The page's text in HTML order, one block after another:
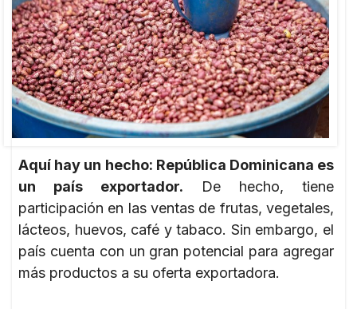
Aquí hay un hecho: República Dominicana es
un país exportador. De hecho, tiene
participación en las ventas de frutas, vegetales,
lácteos, huevos, café y tabaco. Sin embargo, el
país cuenta con un gran potencial para agregar
más productos a su oferta exportadora.